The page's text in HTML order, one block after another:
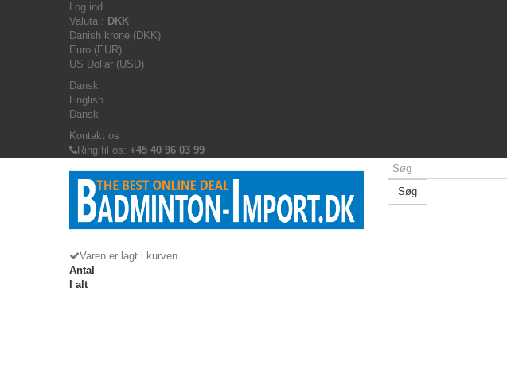
Log ind
Valuta : DKK
Danish krone (DKK)
Euro (EUR)
US Dollar (USD)
Dansk
English
Dansk
Kontakt os
Ring til os: +45 40 96 03 99
Søg
Varen er lagt i kurven
Antal
I alt